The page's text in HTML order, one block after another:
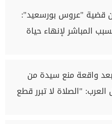
قضية "عروس بورسعيد":
المباشر لإنهاء حياة
واقعة منع سيدة من
"الصلاة لا تبرر قطع